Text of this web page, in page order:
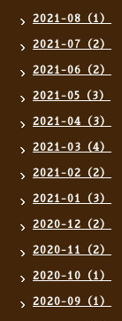
2021-08（1）
2021-07（2）
2021-06（2）
2021-05（3）
2021-04（3）
2021-03（4）
2021-02（2）
2021-01（3）
2020-12（2）
2020-11（2）
2020-10（1）
2020-09（1）